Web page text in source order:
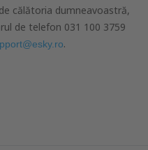
călătoria dumneavoastră,
de telefon 031 100 3759
.